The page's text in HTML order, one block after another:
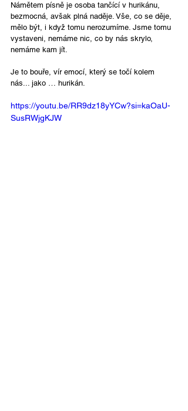
Námětem písně je osoba tančící v hurikánu,
bezmocná, avšak plná naděje. Vše, co se děje,
mělo být, i když tomu nerozumíme. Jsme tomu
vystaveni, nemáme nic, co by nás skrylo,
nemáme kam jít.
Je to bouře, vír emocí, který se točí kolem
nás... jako … hurikán.
https://youtu.be/RR9dz18yYCw?si=kaOaU-
SusRWjgKJW